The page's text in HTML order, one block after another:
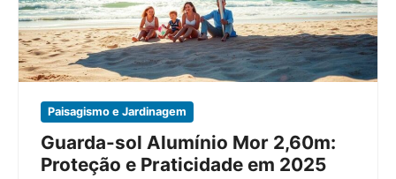
Paisagismo e Jardinagem
Guarda-sol Alumínio Mor 2,60m:
Proteção e Praticidade em 2025